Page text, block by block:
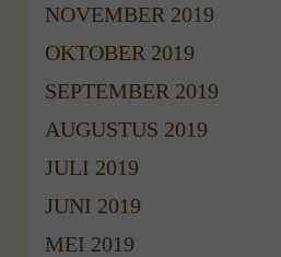
NOVEMBER 2019
OKTOBER 2019
SEPTEMBER 2019
AUGUSTUS 2019
JULI 2019
JUNI 2019
MEI 2019